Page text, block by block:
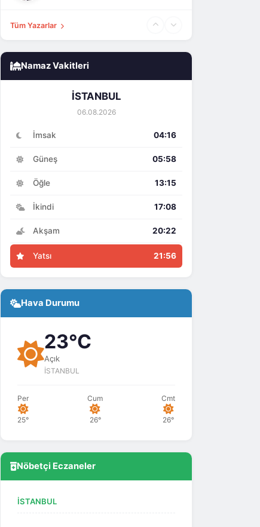
Tüm Yazarlar
Namaz Vakitleri
İSTANBUL
06.08.2026
İmsak 04:16
Güneş 05:58
Öğle 13:15
İkindi 17:08
Akşam 20:22
Yatsı 21:56
Hava Durumu
23°C
Açık
İSTANBUL
Per
25°
Cum
26°
Cmt
26°
Nöbetçi Eczaneler
İSTANBUL